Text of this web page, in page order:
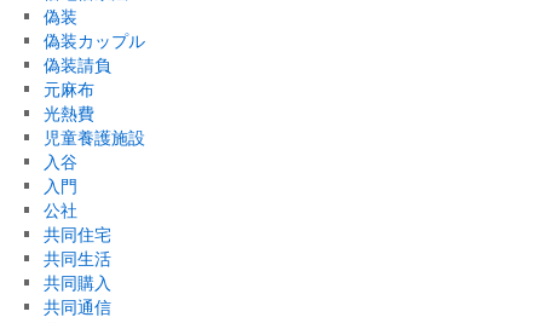
偽装
偽装カップル
偽装請負
元麻布
光熱費
児童養護施設
入谷
入門
公社
共同住宅
共同生活
共同購入
共同通信